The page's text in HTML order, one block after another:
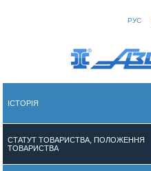
РУС
ІСТОРІЯ
СТАТУТ ТОВАРИСТВА, ПОЛОЖЕННЯ
ТОВАРИСТВА